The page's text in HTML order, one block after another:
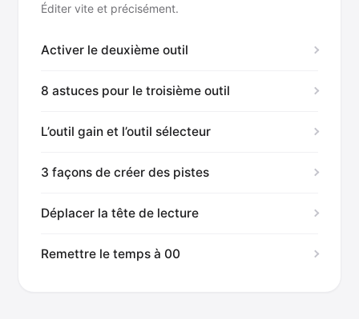
Éditer vite et précisément.
Activer le deuxième outil
8 astuces pour le troisième outil
L’outil gain et l’outil sélecteur
3 façons de créer des pistes
Déplacer la tête de lecture
Remettre le temps à 00